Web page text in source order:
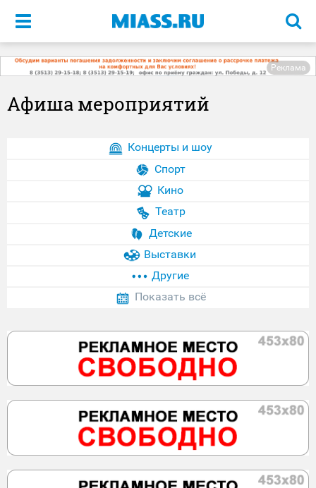
Меню
Реклама
Афиша мероприятий
Концерты и шоу
Спорт
Кино
Театр
Детские
Выставки
Другие
Показать всё